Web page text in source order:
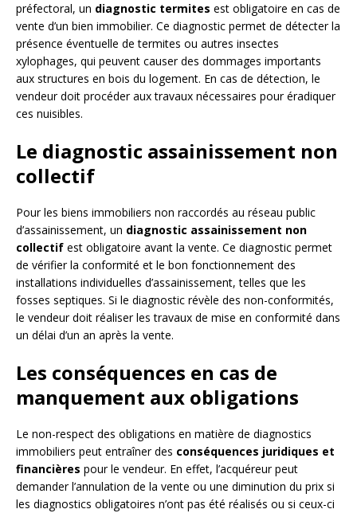
préfectoral, un diagnostic termites est obligatoire en cas de
vente d’un bien immobilier. Ce diagnostic permet de détecter la
présence éventuelle de termites ou autres insectes
xylophages, qui peuvent causer des dommages importants
aux structures en bois du logement. En cas de détection, le
vendeur doit procéder aux travaux nécessaires pour éradiquer
ces nuisibles.
Le diagnostic assainissement non
collectif
Pour les biens immobiliers non raccordés au réseau public
d’assainissement, un diagnostic assainissement non
collectif est obligatoire avant la vente. Ce diagnostic permet
de vérifier la conformité et le bon fonctionnement des
installations individuelles d’assainissement, telles que les
fosses septiques. Si le diagnostic révèle des non-conformités,
le vendeur doit réaliser les travaux de mise en conformité dans
un délai d’un an après la vente.
Les conséquences en cas de
manquement aux obligations
Le non-respect des obligations en matière de diagnostics
immobiliers peut entraîner des conséquences juridiques et
financières pour le vendeur. En effet, l’acquéreur peut
demander l’annulation de la vente ou une diminution du prix si
les diagnostics obligatoires n’ont pas été réalisés ou si ceux-ci